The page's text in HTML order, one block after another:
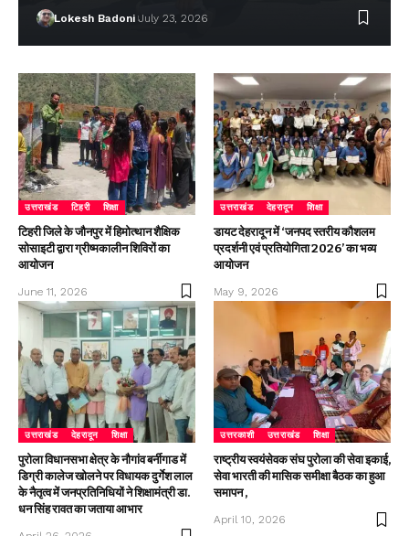
Lokesh Badoni July 23, 2026
उत्तराखंड टिहरी शिक्षा
टिहरी जिले के जौनपुर में हिमोत्थान शैक्षिक
सोसाइटी द्वारा ग्रीष्मकालीन शिविरों का
आयोजन
June 11, 2026
उत्तराखंड देहरादून शिक्षा
डायट देहरादून में ‘जनपद स्तरीय कौशलम
प्रदर्शनी एवं प्रतियोगिता 2026’ का भव्य
आयोजन
May 9, 2026
उत्तराखंड देहरादून शिक्षा
पुरोला विधानसभा क्षेत्र के नौगांव बर्नीगाड में
डिग्री कालेज खोलने पर विधायक दुर्गेश लाल
के नैतृत्व में जनप्रतिनिधियों ने शिक्षामंत्री डा.
धन सिंह रावत का जताया आभार
उत्तरकाशी उत्तराखंड शिक्षा
राष्ट्रीय स्वयंसेवक संघ पुरोला की सेवा इकाई,
सेवा भारती की मासिक समीक्षा बैठक का हुआ
समापन ,
April 10, 2026